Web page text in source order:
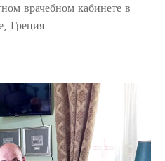
врачебном кабинете в
Греция.